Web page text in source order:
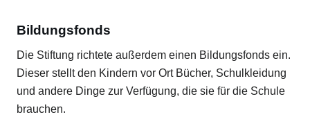
Bildungsfonds
Die Stiftung richtete außerdem einen Bildungsfonds ein.
Dieser stellt den Kindern vor Ort Bücher, Schulkleidung
und andere Dinge zur Verfügung, die sie für die Schule
brauchen.